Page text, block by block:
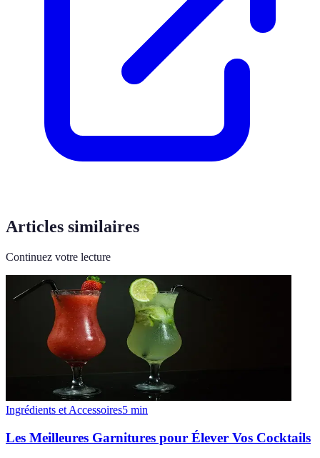
Articles similaires
Continuez votre lecture
Ingrédients et Accessoires5 min
Les Meilleures Garnitures pour Élever Vos Cocktails